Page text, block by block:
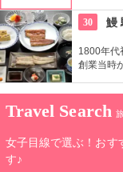
引き出物
30 鰻
1800年代
創業当時
Travel Search
女子目線で選ぶ！おす
す♪